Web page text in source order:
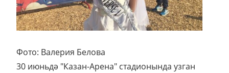
Фото: Валерия Белова
30 июньдә "Казан-Арена" стадионында узган